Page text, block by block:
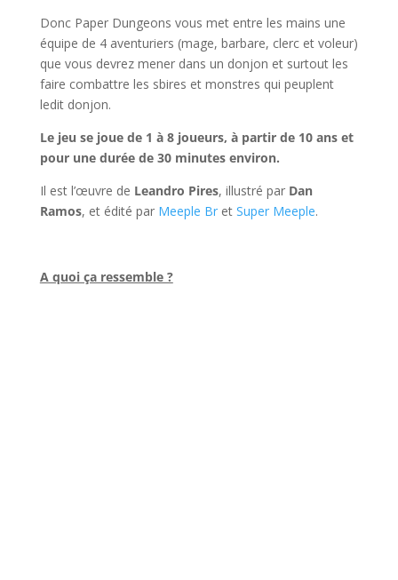
Donc Paper Dungeons vous met entre les mains une
équipe de 4 aventuriers (mage, barbare, clerc et voleur)
que vous devrez mener dans un donjon et surtout les
faire combattre les sbires et monstres qui peuplent
ledit donjon.
Le jeu se joue de 1 à 8 joueurs, à partir de 10 ans et
pour une durée de 30 minutes environ.
Il est l’œuvre de Leandro Pires, illustré par Dan
Ramos, et édité par Meeple Bret Super Meeple.
A quoi ça ressemble ?